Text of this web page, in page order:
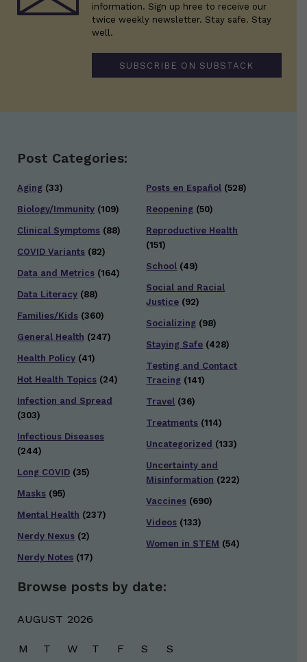
information. Sign up hree to receive our
twice weekly newsletter. Stay safe. Stay
well.
SUBSCRIBE ON SUBSTACK
Post Categories:
Aging (33)
Biology/Immunity (109)
Clinical Symptoms (88)
COVID Variants (82)
Data and Metrics (164)
Data Literacy (88)
Families/Kids (360)
General Health (247)
Health Policy (41)
Hot Health Topics (24)
Infection and Spread
(303)
Infectious Diseases
(244)
Long COVID (35)
Masks (95)
Mental Health (237)
Nerdy Nexus (2)
Nerdy Notes (17)
Posts en Español (528)
Reopening (50)
Reproductive Health
(151)
School (49)
Social and Racial
Justice (92)
Socializing (98)
Staying Safe (428)
Testing and Contact
Tracing (141)
Travel (36)
Treatments (114)
Uncategorized (133)
Uncertainty and
Misinformation (222)
Vaccines (690)
Videos (133)
Women in STEM (54)
Browse posts by date:
AUGUST 2026
M T W T F S
S